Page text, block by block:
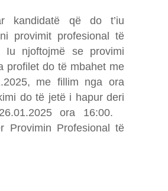
kandidatë që do t’iu
provimit profesional të
Iu njoftojmë se provimi
profilet do të mbahet me
me fillim nga ora
do të jetë i hapur deri
ora 16:00.
Provimin Profesional të